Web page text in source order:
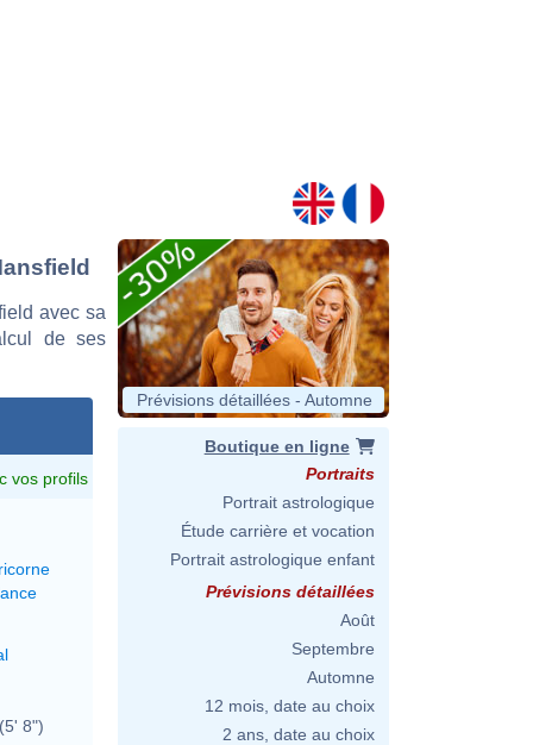
avec sa
de ses
vos profils
(5' 8")
Prévisions détaillées - Automne
Boutique en ligne
Portraits
Portrait astrologique
Étude carrière et vocation
Portrait astrologique enfant
Prévisions détaillées
Août
Septembre
Automne
12 mois, date au choix
2 ans, date au choix